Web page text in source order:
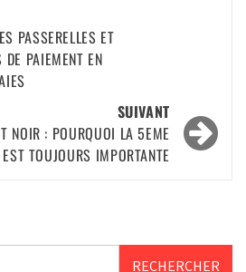
PASSERELLES ET
DE PAIEMENT EN
SUIVANT
NOIR : POURQUOI LA 5EME
TOUJOURS IMPORTANTE